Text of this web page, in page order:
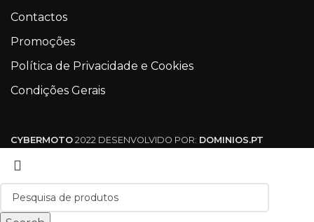
Contactos
Promoções
Política de Privacidade e Cookies
Condições Gerais
CYBERMOTO 2022 DESENVOLVIDO POR: DOMINIOS.PT